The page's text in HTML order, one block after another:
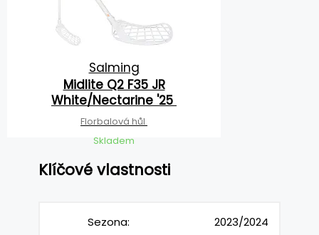
Salming
Midlite Q2 F35 JR
White/Nectarine '25
Florbalová hůl
Skladem
Klíčové vlastnosti
Sezona: 2023/2024